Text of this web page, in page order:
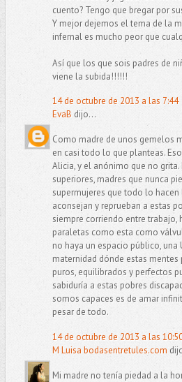
cuento? Tengo que bregar por
Y mejor dejemos el tema de la
infernal es mucho peor que
Así que los que sois padres de
viene la subida!!!!!!
14 de octubre de 2013 a las 7:44
EvaB dijo...
Como madre de unos gemelos
en casi todo lo que planteas.
Alicia, y el anónimo que no grita.
superiores, madres que nunca
supermujeres que todo lo
aconsejan y reprueban a estas
siempre corriendo entre trabajo,
paraletas como esta como
no haya un espacio público, una
maternidad dónde estas mentes
puros, equilibrados y perfectos
sabiduría a estas pobres
somos capaces es de amar
pesar de todo.
14 de octubre de 2013 a las
M Luisa bodasentretules.com
Mi madre no tenía piedad a la